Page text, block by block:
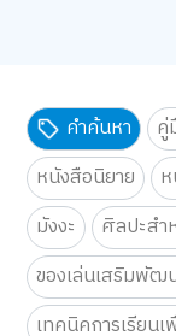
คำค้นหา คู่
หนังสือนิยาย
มังงะ
ศิลปะสำ
ของเล่นเสริมพัฒ
เทคนิคการเรียน